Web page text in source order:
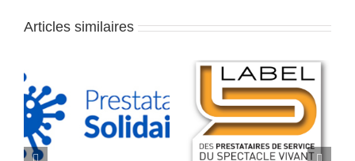
Articles similaires